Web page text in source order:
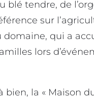
blé tendre, de
sur
qui a
lors
la « Maison